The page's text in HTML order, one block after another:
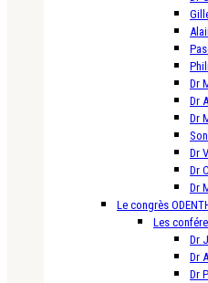
Dr
Dr
Dr
Dr
Dr
Dr
Le congrès
Les
Dr
Dr
Dr